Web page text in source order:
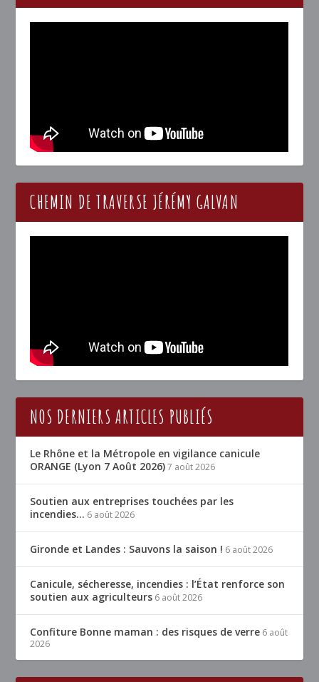
CHEMIN DE TRAVERSE JÉRÉMY GALVAN
NOS DERNIERS ARTICLES PUBLIÉS
Le Rhône et la Métropole en vigilance canicule
ORANGE (Lyon 7 Août 2026) 7 août 2026
Soutien aux entreprises touchées par les
incendies… 6 août 2026
Gironde et Landes : Sauvons la saison ! 6 août 2026
Canicule, sécheresse, incendies : l’État renforce son
soutien aux agriculteurs 6 août 2026
Confiture Bonne maman : des risques de verre 6 août
2026